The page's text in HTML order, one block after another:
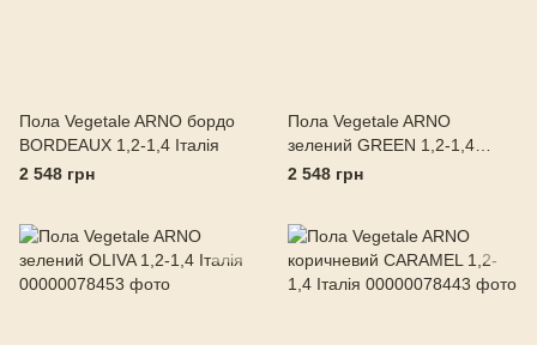
Пола Vegetale ARNO бордо
BORDEAUX 1,2-1,4 Італія
2 548 грн
Пола Vegetale ARNO
зелений GREEN 1,2-1,4
Італія
2 548 грн